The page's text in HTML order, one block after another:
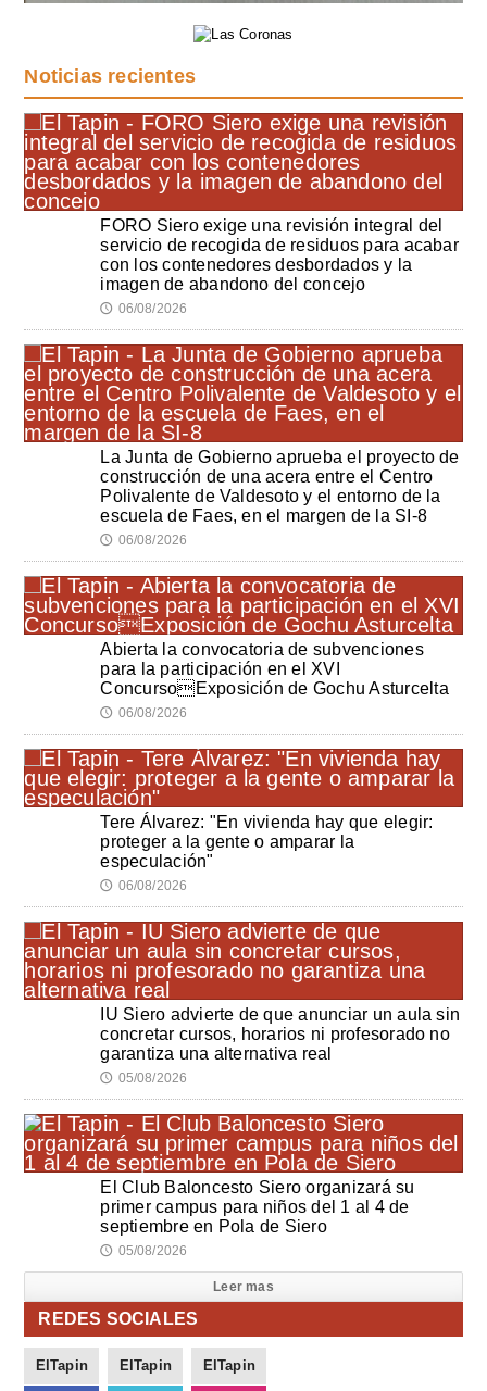
Noticias recientes
FORO Siero exige una revisión integral del
servicio de recogida de residuos para acabar
con los contenedores desbordados y la
imagen de abandono del concejo
🕔 06/08/2026
La Junta de Gobierno aprueba el proyecto de
construcción de una acera entre el Centro
Polivalente de Valdesoto y el entorno de la
escuela de Faes, en el margen de la SI-8
🕔 06/08/2026
Abierta la convocatoria de subvenciones
para la participación en el XVI
ConcursoExposición de Gochu Asturcelta
🕔 06/08/2026
Tere Álvarez: "En vivienda hay que elegir:
proteger a la gente o amparar la
especulación"
🕔 06/08/2026
IU Siero advierte de que anunciar un aula sin
concretar cursos, horarios ni profesorado no
garantiza una alternativa real
🕔 05/08/2026
El Club Baloncesto Siero organizará su
primer campus para niños del 1 al 4 de
septiembre en Pola de Siero
🕔 05/08/2026
Leer mas
REDES SOCIALES
ElTapin ElTapin ElTapin